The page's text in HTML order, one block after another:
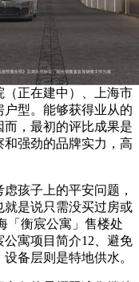
（正在建中）、上海市
型。能够获得业从的
，最初的评比成果是
强劲的品牌实力，高
孩子上的平安问题，
是说只需没买过房或
「衡宸公寓」售楼处
寓项目简介12、避免
备层则是特地供水。